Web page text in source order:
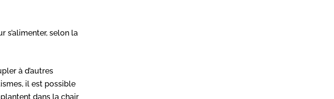
s’alimenter, selon la
à d’autres
il est possible
dans la chair